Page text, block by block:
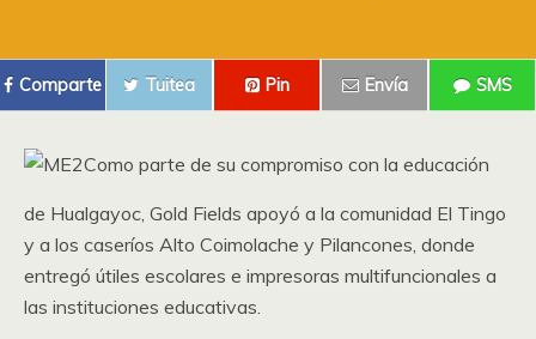
Comparte Tuitea Pin Envía SMS
Como parte de su compromiso con la educación
de Hualgayoc, Gold Fields apoyó a la comunidad El Tingo
y a los caseríos Alto Coimolache y Pilancones, donde
entregó útiles escolares e impresoras multifuncionales a
las instituciones educativas.